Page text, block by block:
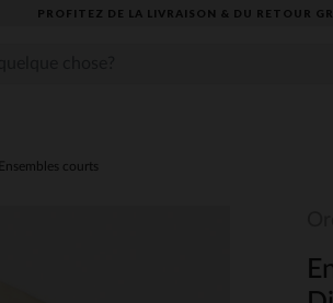
PROFITEZ DE LA LIVRAISON & DU RETOUR
Ensembles courts